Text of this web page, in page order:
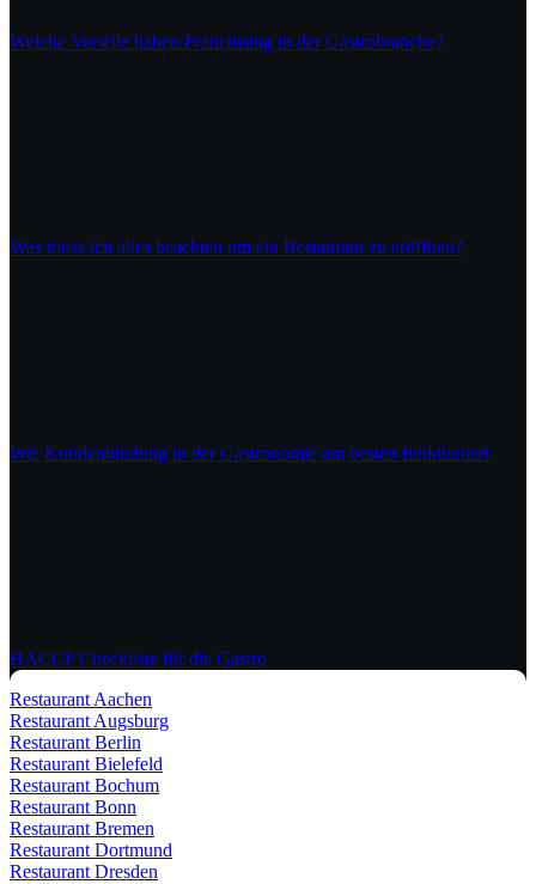
Welche Vorteile haben Franchising in der Gastrobranche?
Was muss ich alles beachten um ein Restaurant zu eröffnen?
Wie Kundenbindung in der Gastronomie am besten funktioniert
HACCP Checkliste für die Gastro
Restaurant Aachen
Restaurant Augsburg
Restaurant Berlin
Restaurant Bielefeld
Restaurant Bochum
Restaurant Bonn
Restaurant Bremen
Restaurant Dortmund
Restaurant Dresden